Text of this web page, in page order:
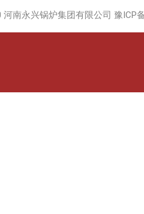
南永兴锅炉集团有限公司 豫ICP